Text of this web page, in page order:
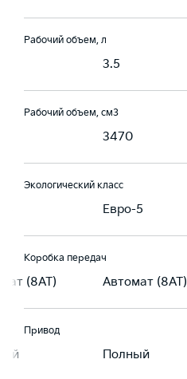
Рабочий объем, л
3.5
Рабочий объем, см3
3470
Экологический класс
Евро-5
Коробка передач
(8AT) Автомат (8AT)
Привод
Полный